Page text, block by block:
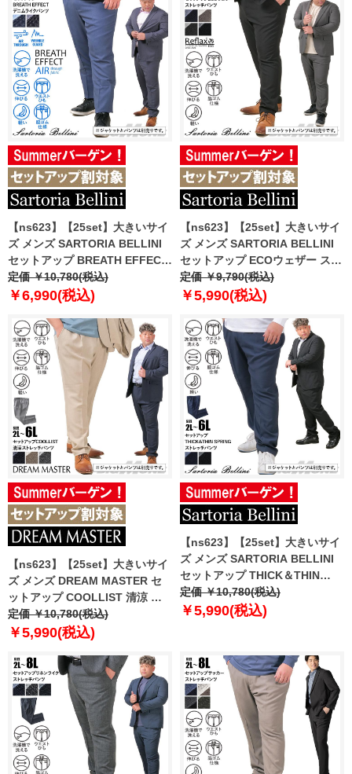
【ns623】【25set】大きいサイ
ズ メンズ SARTORIA BELLINI
セットアップ BREATH EFFECT
デニムライク ストレッチ パンツ
軽量 防シワ 高通気 ウォッシャブ
定価 ￥10,780(税込)
￥6,990(税込)
【ns623】【25set】大きいサイ
ズ メンズ SARTORIA BELLINI
セットアップ ECOウェザー スト
レッチ パンツ 軽量 ウォッシャブ
ル スマリラ azs25218-sp
定価 ￥9,790(税込)
￥5,990(税込)
【ns623】【25set】大きいサイ
ズ メンズ DREAM MASTER セ
ットアップ COOLLIST 清涼 ス
トレッチ パンツ 軽量 ウォッシャ
ブル スマリラ azs25233-sp
定価 ￥10,780(税込)
￥5,990(税込)
【ns623】【25set】大きいサイ
ズ メンズ SARTORIA BELLINI
セットアップ THICK＆THIN
SPRING ストレッチ パンツ 軽量
ウォッシャブル スマリラ
定価 ￥10,780(税込)
￥5,990(税込)